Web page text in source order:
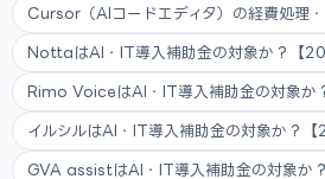
Cursor（AIコードエディタ）の経費処理・
NottaはAI・IT導入補助金の対象か？【
Rimo VoiceはAI・IT導入補助金の対象か？
イルシルはAI・IT導入補助金の対象か？【
GVA assistはAI・IT導入補助金の対象か？